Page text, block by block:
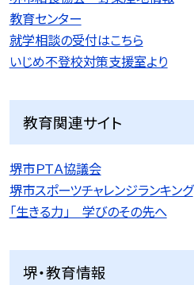
教育センター
就学相談の受付はこちら
いじめ不登校対策支援室より
教育関連サイト
堺市ＰＴＡ協議会
堺市スポーツチャレンジランキング
「生きる力」 学びのその先へ
堺・教育情報